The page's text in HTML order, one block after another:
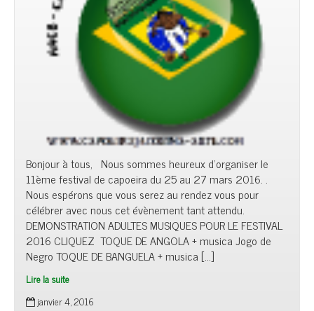
Bonjour à tous, Nous sommes heureux d’organiser le
11ème festival de capoeira du 25 au 27 mars 2016. .
Nous espérons que vous serez au rendez vous pour
célébrer avec nous cet évènement tant attendu.
DEMONSTRATION ADULTES MUSIQUES POUR LE FESTIVAL
2016 CLIQUEZ TOQUE DE ANGOLA + musica Jogo de
Negro TOQUE DE BANGUELA + musica […]
Lire la suite
janvier 4, 2016